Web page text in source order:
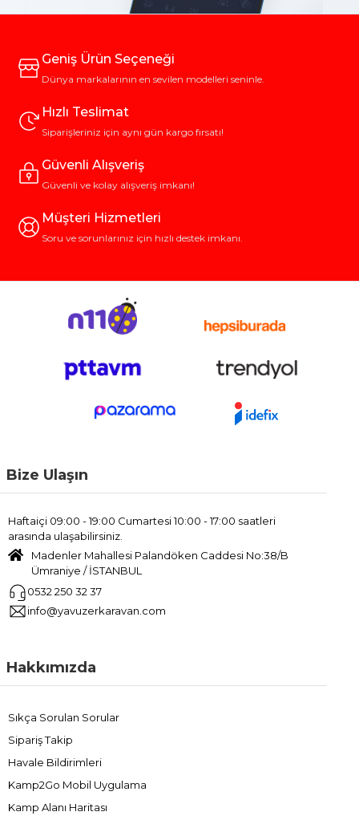
Geniş Ürün Seçeneği
Dünya markalarının en sevilen modelleri seninle.
Hızlı Teslimat
Siparişleriniz için aynı gün kargo fırsatı!
Güvenli Alışveriş
Güvenli ve kolay alışveriş imkanı!
Müşteri Hizmetleri
Soru ve sorunlarınız için hızlı destek imkanı.
Bize Ulaşın
Haftaiçi 09:00 - 19:00 Cumartesi 10:00 - 17:00 saatleri
arasında ulaşabilirsiniz.
Madenler Mahallesi Palandöken Caddesi No:38/B
Ümraniye / İSTANBUL
0532 250 32 37
info@yavuzerkaravan.com
Hakkımızda
Sıkça Sorulan Sorular
Sipariş Takip
Havale Bildirimleri
Kamp2Go Mobil Uygulama
Kamp Alanı Haritası